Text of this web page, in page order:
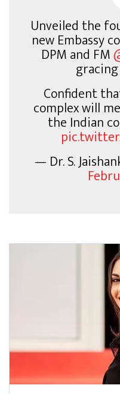
Unveiled the
new Embassy
DPM and FM
Confident
complex will
the Indian
— Dr. S.